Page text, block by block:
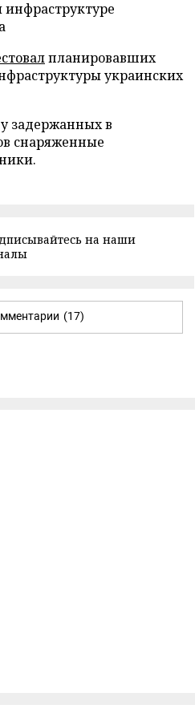
инфраструктуре
планировавших
украинских
у задержанных в
снаряженные
на наши
(17)